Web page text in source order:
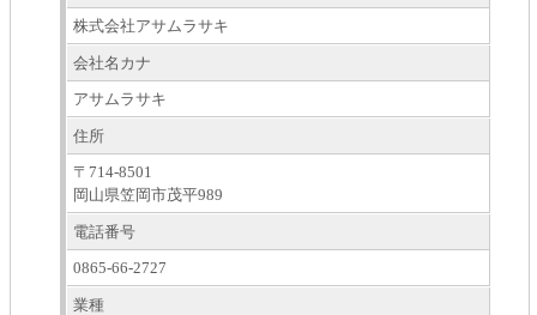
株式会社アサムラサキ
会社名カナ
アサムラサキ
住所
〒714-8501
岡山県笠岡市茂平989
電話番号
0865-66-2727
業種